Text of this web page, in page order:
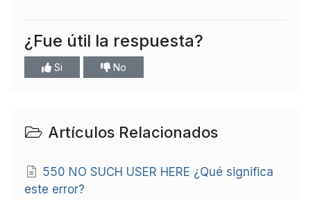
¿Fue útil la respuesta?
Si No
Artículos Relacionados
550 NO SUCH USER HERE ¿Qué significa
este error?